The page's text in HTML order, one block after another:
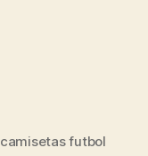
camisetas futbol